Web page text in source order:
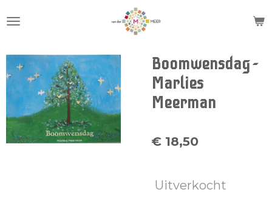
direct
de
hoofdinhoud
Boomwensdag -
Marlies
Meerman
€ 18,50
Uitverkocht